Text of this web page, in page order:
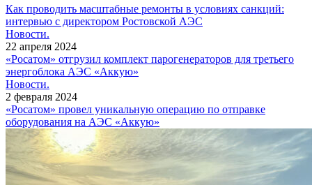
Как проводить масштабные ремонты в условиях санкций:
интервью с директором Ростовской АЭС
Новости.
22 апреля 2024
«Росатом» отгрузил комплект парогенераторов для третьего
энергоблока АЭС «Аккую»
Новости.
2 февраля 2024
«Росатом» провел уникальную операцию по отправке
оборудования на АЭС «Аккую»